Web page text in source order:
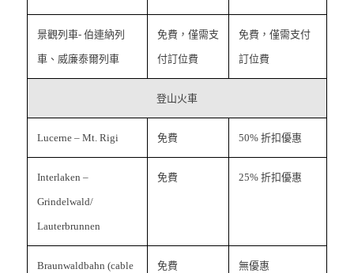
景觀列車- 伯連納列
車、威廉泰爾列車
免費，僅需支
付訂位費
免費，僅需支付
訂位費
登山火車
Lucerne – Mt. Rigi 免費 50% 折扣優惠
Interlaken –
Grindelwald/
Lauterbrunnen
免費 25% 折扣優惠
Braunwaldbahn (cable 免費 無優惠